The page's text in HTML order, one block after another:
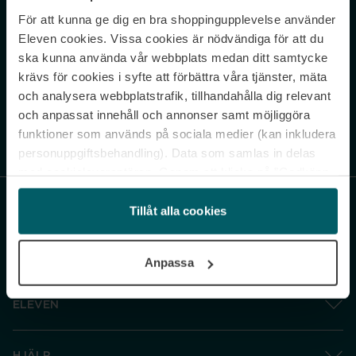
För att kunna ge dig en bra shoppingupplevelse använder
Eleven cookies. Vissa cookies är nödvändiga för att du
ska kunna använda vår webbplats medan ditt samtycke
krävs för cookies i syfte att förbättra våra tjänster, mäta
och analysera webbplatstrafik, tillhandahålla dig relevant
och anpassat innehåll och annonser samt möjliggöra
funktioner som används på sociala medier (kan inkludera
personuppgiftsbehandling). Data som samlas in delas
och gå vidare” accepterar du samtliga cookies medan du
under ”Inställningar” kan anpassa användningen av
cookies. Du kan återkalla ditt samtycke när som helst.
Tillåt alla cookies
Anpassa
Never miss a beat.
Sign up to our newsletter.
Genom att prenumerera accepterar du vår Integritetspolicy. Avprenumerera
ELEVEN